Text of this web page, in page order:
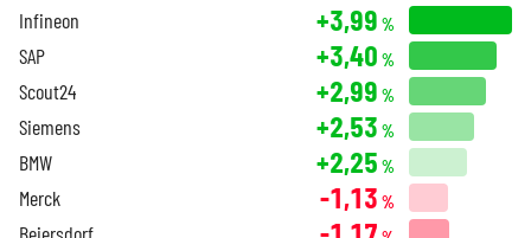
Infineon +3,99 %
SAP +3,40 %
Scout24 +2,99 %
Siemens +2,53 %
BMW +2,25 %
Merck -1,13 %
Beiersdorf